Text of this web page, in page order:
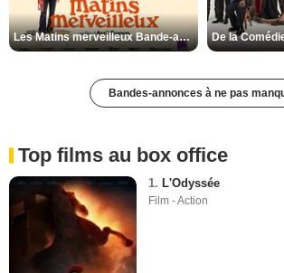
Les Matins merveilleux Bande-annonce VF
Bandes-annonces à ne pas
Top films au box office
1. L'Odyssée
Film - Action